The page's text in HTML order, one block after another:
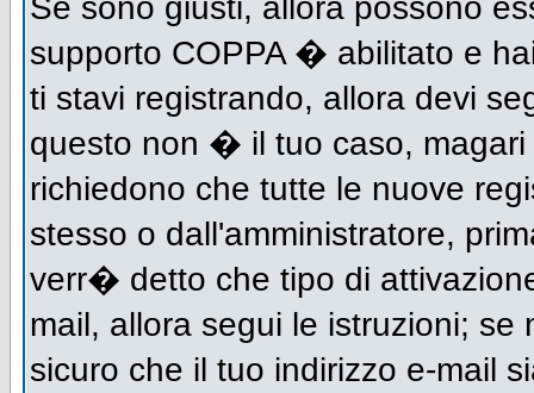
supporto COPPA � abilitato e
ti stavi registrando, allora devi
questo non � il tuo caso,
richiedono che tutte le nuove
stesso o dall'amministratore,
verr� detto che tipo di
mail, allora segui le istruzioni;
sicuro che il tuo indirizzo e-mail